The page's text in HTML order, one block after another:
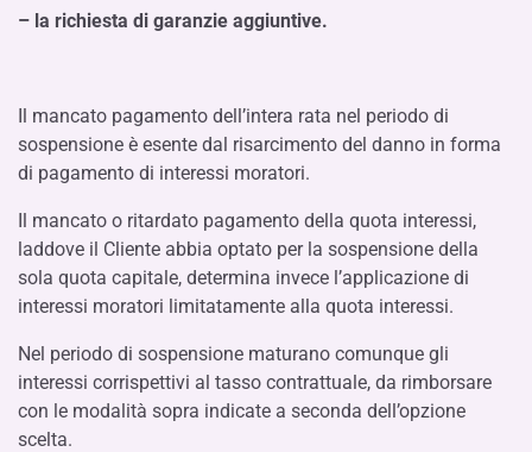
– la richiesta di garanzie aggiuntive.
Il mancato pagamento dell’intera rata nel periodo di
sospensione è esente dal risarcimento del danno in forma
di pagamento di interessi moratori.
Il mancato o ritardato pagamento della quota interessi,
laddove il Cliente abbia optato per la sospensione della
sola quota capitale, determina invece l’applicazione di
interessi moratori limitatamente alla quota interessi.
Nel periodo di sospensione maturano comunque gli
interessi corrispettivi al tasso contrattuale, da rimborsare
con le modalità sopra indicate a seconda dell’opzione
scelta.